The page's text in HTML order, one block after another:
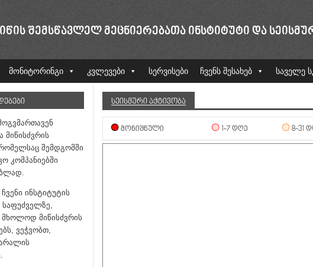
ᲨᲔᲛᲡᲬᲐᲕᲚᲔᲚ ᲛᲔᲪᲜᲘᲔᲠᲔᲑᲐᲗᲐ ᲘᲜᲡᲢᲘᲢᲣᲢᲘ ᲓᲐ
მონიტორინგი კვლევები სერვისები ჩვენს შესახებ საველე
მიწისძვრის
შემდგომში
კომპანიებში
ინსტიტუტის
საფუძველზე,
მიწისძვრის
ვეჭვობთ,
ᲡᲔᲘᲡᲛᲣᲠᲘ ᲐᲥᲢᲘᲕᲝᲑᲐ
ᲛᲝᲜᲘᲨᲜᲣᲚᲘ 1-7 ᲓᲦᲔ 8-31